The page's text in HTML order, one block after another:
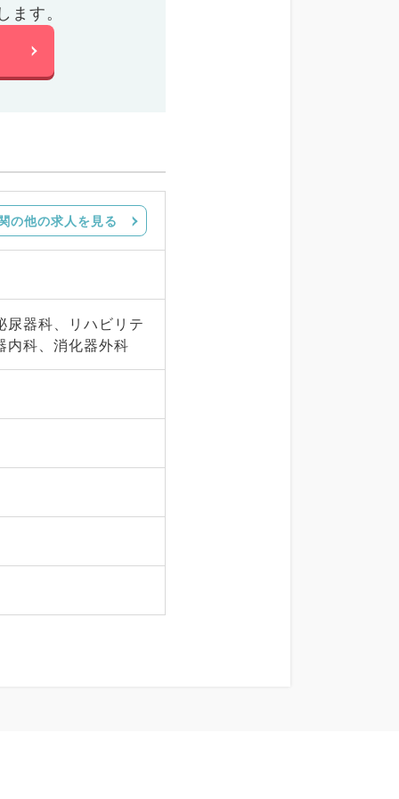
す。
の他の求人を見る
尿器科、リハビリテ
内科、消化器外科